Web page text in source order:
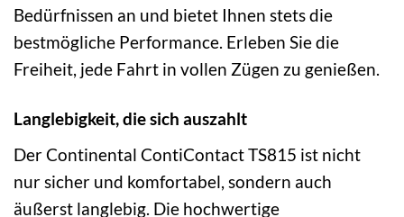
Bedürfnissen an und bietet Ihnen stets die
bestmögliche Performance. Erleben Sie die
Freiheit, jede Fahrt in vollen Zügen zu genießen.
Langlebigkeit, die sich auszahlt
Der Continental ContiContact TS815 ist nicht
nur sicher und komfortabel, sondern auch
äußerst langlebig. Die hochwertige